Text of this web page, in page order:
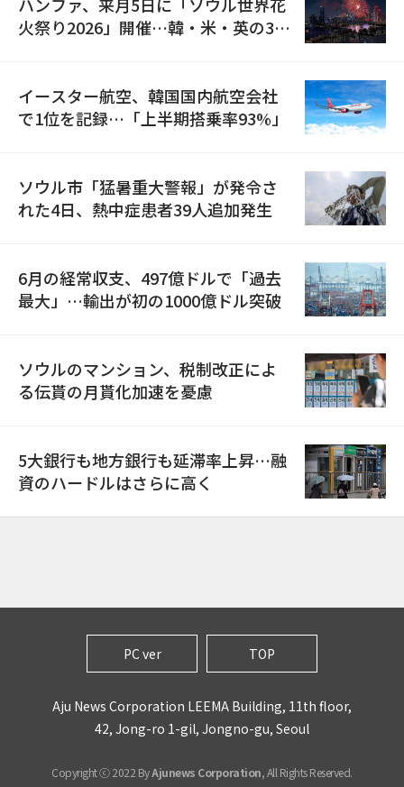
ハンファ、来月5日に「ソウル世界花
火祭り2026」開催…韓・米・英の3カ
イースター航空、韓国国内航空会社
で1位を記録…「上半期搭乗率93%」
ソウル市「猛暑重大警報」が発令さ
れた4日、熱中症患者39人追加発生
6月の経常収支、497億ドルで「過去
最大」…輸出が初の1000億ドル突破
ソウルのマンション、税制改正によ
る伝貰の月貰化加速を憂慮
5大銀行も地方銀行も延滞率上昇…融
資のハードルはさらに高く
PC ver TOP
Aju News Corporation LEEMA Building, 11th floor,
42, Jong-ro 1-gil, Jongno-gu, Seoul
Copyright ⓒ 2022 ByAjunews Corporation, All Rights Reserved.